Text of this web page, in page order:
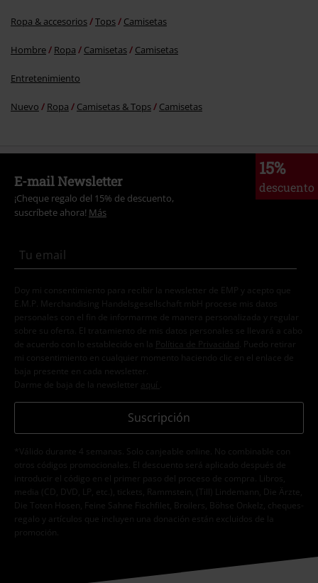
Ropa & accesorios Tops Camisetas
Hombre Ropa Camisetas Camisetas
Entretenimiento
Nuevo Ropa Camisetas & Tops Camisetas
15%
descuento
E-mail Newsletter
¡Cheque regalo del 15% de descuento,
suscríbete ahora! Más
Doy mi consentimiento para recibir la newsletter de EMP y acepto que
E.M.P. Merchandising Handelsgesellschaft mbH procese mis datos
personales con el fin de informarme de manera personalizada y regular
sobre su oferta. El tratamiento de mis datos personales se llevará a cabo
de acuerdo con lo establecido en la
Política de Privacidad . Puedo retirar
mi consentimiento en cualquier momento haciendo clic en el enlace de
baja presente en cada newsletter.
Darme de baja de la newsletter
aquí
Suscripción
*Válido durante 4 semanas. Solo canjeable online. No combinable con
otros códigos promocionales. El descuento será aplicado después de
introducir el código en el primer paso del proceso de compra. Libros,
media (CD, DVD, LP, etc.), tickets, Rammstein, (Till) Lindemann, Die Ärzte,
Die Toten Hosen, Feine Sahne Fischfilet, Broilers, Böhse Onkelz, cheques-
regalo y artículos que incluyen una donación están excluidos de la
promoción.